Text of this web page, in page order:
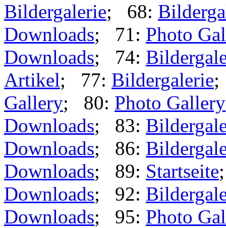
Bildergalerie; 68:
Downloads; 71: Photo
Downloads; 74:
Artikel; 77: Bildergalerie
Gallery; 80: Photo Gallery
Downloads; 83:
Downloads; 86:
Downloads; 89: Startseite
Downloads; 92:
Downloads; 95: Photo